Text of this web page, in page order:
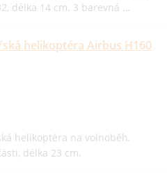
délka 14 cm. 3 barevná …
helikoptéra Airbus H160
helikoptéra na volnoběh,
délka 23 cm.